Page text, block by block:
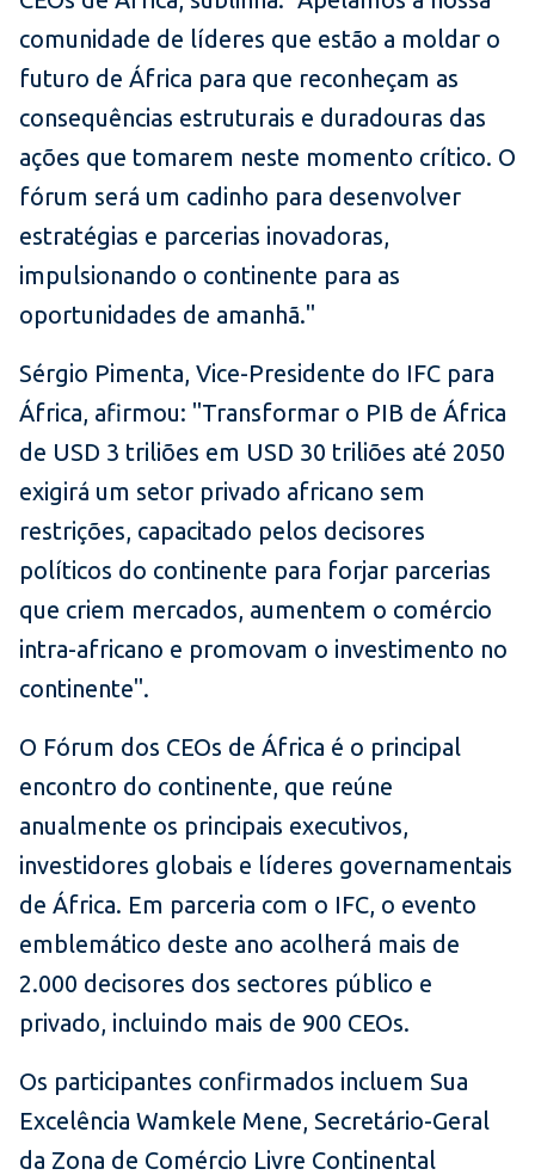
comunidade de líderes que estão a moldar o
futuro de África para que reconheçam as
consequências estruturais e duradouras das
ações que tomarem neste momento crítico. O
fórum será um cadinho para desenvolver
estratégias e parcerias inovadoras,
impulsionando o continente para as
oportunidades de amanhã."
Sérgio Pimenta, Vice-Presidente do IFC para
África, afirmou: "Transformar o PIB de África
de USD 3 triliões em USD 30 triliões até 2050
exigirá um setor privado africano sem
restrições, capacitado pelos decisores
políticos do continente para forjar parcerias
que criem mercados, aumentem o comércio
intra-africano e promovam o investimento no
continente".
O Fórum dos CEOs de África é o principal
encontro do continente, que reúne
anualmente os principais executivos,
investidores globais e líderes governamentais
de África. Em parceria com o IFC, o evento
emblemático deste ano acolherá mais de
2.000 decisores dos sectores público e
privado, incluindo mais de 900 CEOs.
Os participantes confirmados incluem Sua
Excelência Wamkele Mene, Secretário-Geral
da Zona de Comércio Livre Continental